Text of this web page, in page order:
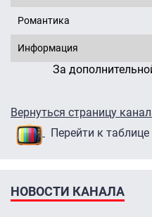
Романтика
Информация
За
Вернуться страницу
Перейти к
НОВОСТИ КАНАЛА